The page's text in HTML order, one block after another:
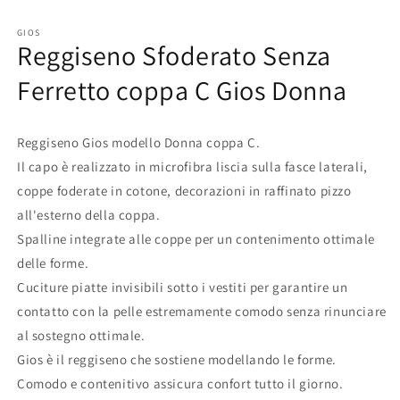
GIOS
Reggiseno Sfoderato Senza
Ferretto coppa C Gios Donna
Reggiseno Gios modello Donna coppa C.
Il capo è realizzato in microfibra liscia sulla fasce laterali,
coppe foderate in cotone, decorazioni in raffinato pizzo
all'esterno della coppa.
Spalline integrate alle coppe per un contenimento ottimale
delle forme.
Cuciture piatte invisibili sotto i vestiti per garantire un
contatto con la pelle estremamente comodo senza rinunciare
al sostegno ottimale.
Gios è il reggiseno che sostiene modellando le forme.
Comodo e contenitivo assicura confort tutto il giorno.